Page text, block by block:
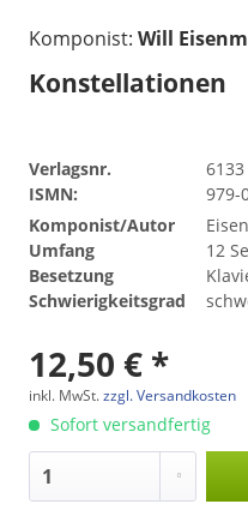
Komponist: Will
Konstellationen
Verlagsnr.
6133
ISMN:
979-
Komponist/Autor
Umfang
12
Besetzung
Schwierigkeitsgrad
12,50 € *
inkl. MwSt.zzgl. Versandkosten
Sofort versandfertig